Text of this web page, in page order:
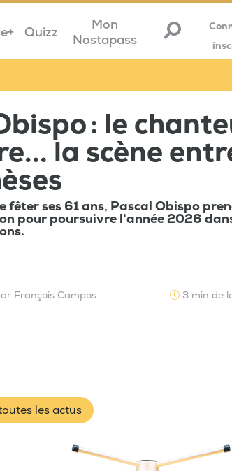
Quizz
Mon
Nostapass
: le
la scène
fêter ses 61 ans, Pascal Obispo
pour poursuivre l'année 2026
François Campos 3 min de
les actus